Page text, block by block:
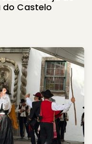
do Castelo